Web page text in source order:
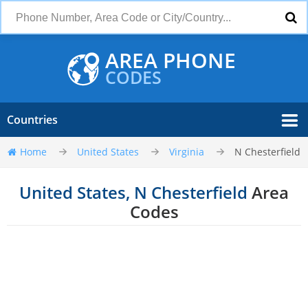
AREA PHONE
CODES
Countries
Home United States Virginia N Chesterfield
United States, N Chesterfield Area
Codes